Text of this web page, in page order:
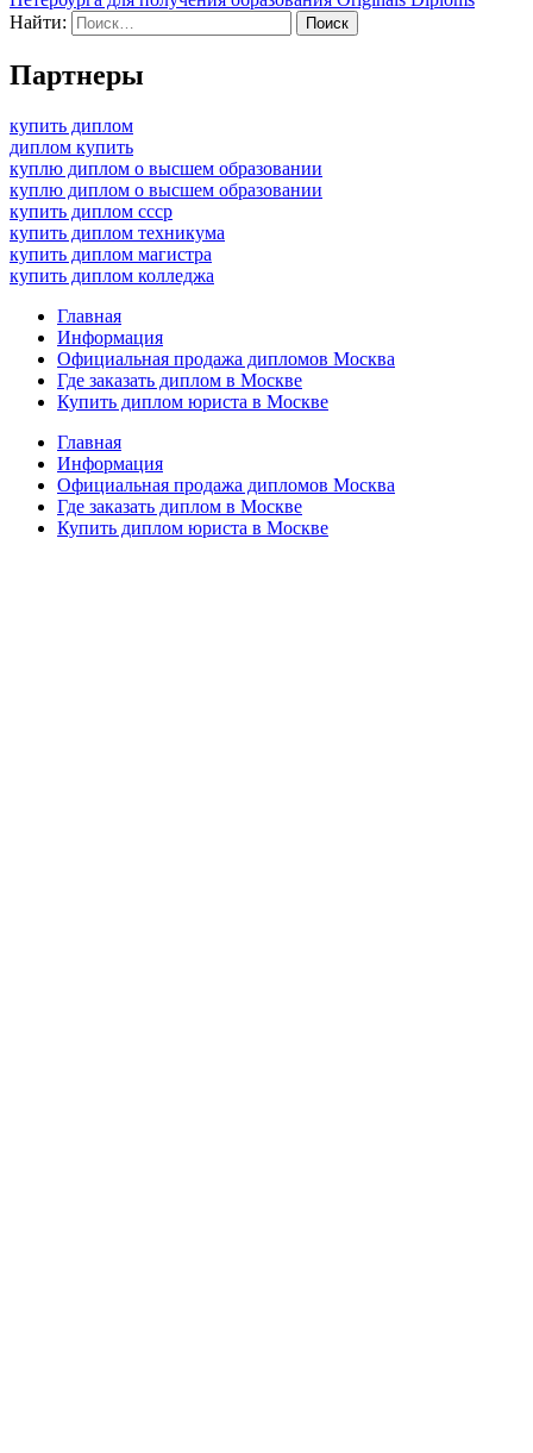
Найти:
Партнеры
купить диплом
диплом купить
куплю диплом о высшем образовании
куплю диплом о высшем образовании
купить диплом ссср
купить диплом техникума
купить диплом магистра
купить диплом колледжа
Главная
Информация
Официальная продажа дипломов Москва
Где заказать диплом в Москве
Купить диплом юриста в Москве
Главная
Информация
Официальная продажа дипломов Москва
Где заказать диплом в Москве
Купить диплом юриста в Москве